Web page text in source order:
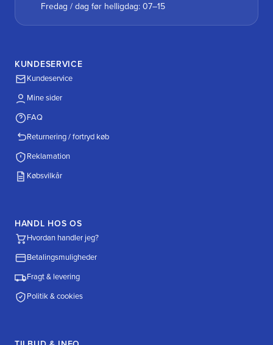
Fredag / dag før helligdag: 07–15
KUNDESERVICE
Kundeservice
Mine sider
FAQ
Returnering / fortryd køb
Reklamation
Købsvilkår
HANDL HOS OS
Hvordan handler jeg?
Betalingsmuligheder
Fragt & levering
Politik & cookies